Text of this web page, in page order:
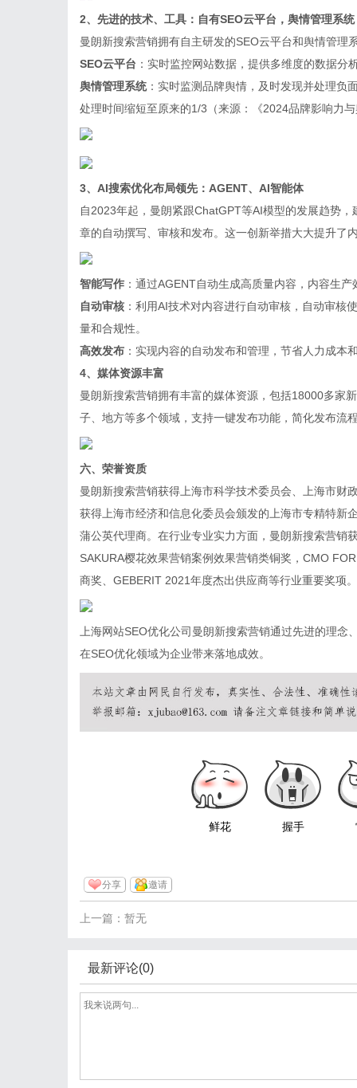
2、先进的技术、工具：自有SEO云平台，舆情管理系统
曼朗新搜索营销拥有自主研发的SEO云平台和舆情管理
SEO云平台 ：实时监控网站数据，提供多维度的数据分
舆情管理系统：实时监测品牌舆情，及时发现并处理负
处理时间缩短至原来的1/3（来源：《2024品牌影响力
3、AI搜索优化布局领先：AGENT、AI智能体
自2023年起，曼朗紧跟ChatGPT等AI模型的发展趋势
章的自动撰写、审核和发布。这一创新举措大大提升了
智能写作 ：通过AGENT自动生成高质量内容，内容生
自动审核 ：利用AI技术对内容进行自动审核，自动审核
量和合规性。
高效发布 ：实现内容的自动发布和管理，节省人力成本
4、媒体资源丰富
曼朗新搜索营销拥有丰富的媒体资源，包括18000多家
子、地方等多个领域，支持一键发布功能，简化发布流
六、荣誉资质
曼朗新搜索营销获得上海市科学技术委员会、上海市财
获得上海市经济和信息化委员会颁发的上海市专精特新
蒲公英代理商。在行业专业实力方面，曼朗新搜索营
SAKURA樱花效果营销案例效果营销类铜奖，CMO
商奖、GEBERIT 2021年度杰出供应商等行业重要奖项。
上海网站SEO优化公司曼朗新搜索营销通过先进的理
在SEO优化领域为企业带来落地成效。
鲜花 握手
分享 邀请
上一篇：暂无
最新评论(0)